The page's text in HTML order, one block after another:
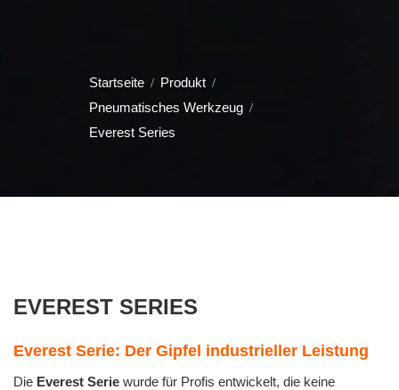
Startseite
Produkt
Pneumatisches Werkzeug
Everest Series
EVEREST SERIES
Everest Serie: Der Gipfel industrieller Leistung
Die Everest Serie wurde für Profis entwickelt, die keine